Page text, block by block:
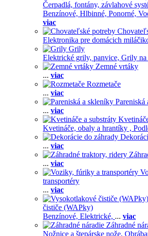
Čerpadlá, fontány, závlahové
Benzínové, Hlbinné, Ponorné,
viac
Elektronika pre domácich
Grily
Elektrické grily, panvice, Grily na
Zemné vrtáky
... viac
Rozmetače
... viac
Pareniská
... viac
Kvetináče, obaly a hrantíky ,
... viac
... viac
transportéry
... viac
čističe (WAPky)
Benzínové, Elektrické, ... viac
Záhradné
Nožnice a štepárske nože,